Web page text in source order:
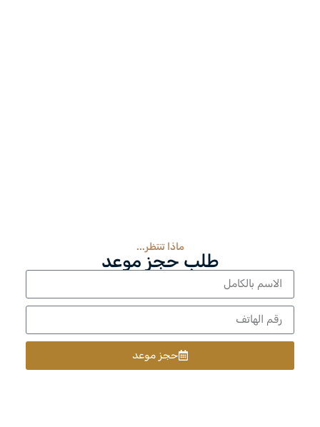
ماذا تنتظر...
طلب حجز موعد
حجز موعد